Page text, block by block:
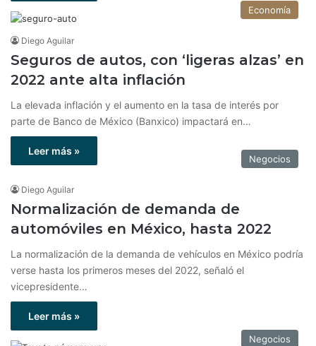
Economía
Diego Aguilar
Seguros de autos, con ‘ligeras alzas’ en
2022 ante alta inflación
La elevada inflación y el aumento en la tasa de interés por
parte de Banco de México (Banxico) impactará en…
Leer más »
Negocios
Diego Aguilar
Normalización de demanda de
automóviles en México, hasta 2022
La normalización de la demanda de vehículos en México podría
verse hasta los primeros meses del 2022, señaló el
vicepresidente…
Leer más »
Negocios